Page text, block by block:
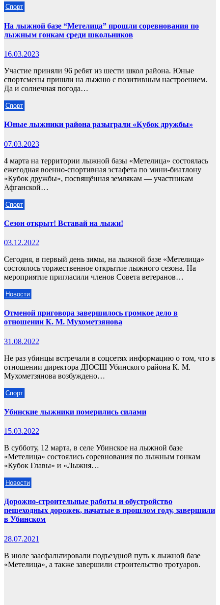
Спорт
На лыжной базе “Метелица” прошли соревнования по
лыжным гонкам среди школьников
16.03.2023
Участие приняли 96 ребят из шести школ района. Юные
спортсмены пришли на лыжню с позитивным настроением.
Да и солнечная погода…
Спорт
Юные лыжники района разыграли «Кубок дружбы»
07.03.2023
4 марта на территории лыжной базы «Метелица» состоялась
ежегодная военно-спортивная эстафета по мини-биатлону
«Кубок дружбы», посвящённая землякам — участникам
Афганской…
Спорт
Сезон открыт! Вставай на лыжи!
03.12.2022
Сегодня, в первый день зимы, на лыжной базе «Метелица»
состоялось торжественное открытие лыжного сезона. На
мероприятие пригласили членов Совета ветеранов…
Новости
Отменой приговора завершилось громкое дело в
отношении К. М. Мухометзянова
31.08.2022
Не раз убинцы встречали в соцсетях информацию о том, что в
отношении директора ДЮСШ Убинского района К. М.
Мухометзянова возбуждено…
Спорт
Убинские лыжники померились силами
15.03.2022
В субботу, 12 марта, в селе Убинское на лыжной базе
«Метелица» состоялись соревнования по лыжным гонкам
«Кубок Главы» и «Лыжня…
Новости
Дорожно-строительные работы и обустройство
пешеходных дорожек, начатые в прошлом году, завершили
в Убинском
28.07.2021
В июле заасфальтировали подъездной путь к лыжной базе
«Метелица», а также завершили строительство тротуаров.